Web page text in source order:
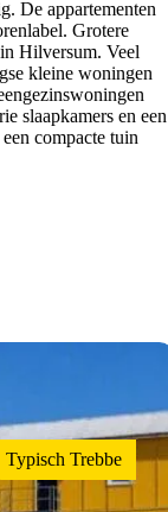
De appartementen
Grotere
Hilversum. Veel
kleine woningen
slaapkamers en een
compacte tuin
Typisch Trebbe